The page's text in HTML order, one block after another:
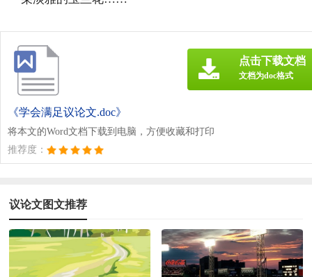
《学会满足议论文.doc》
将本文的Word文档下载到电脑，方便收藏和打印
推荐度：
点击下载文档
文档为doc格式
议论文图文推荐